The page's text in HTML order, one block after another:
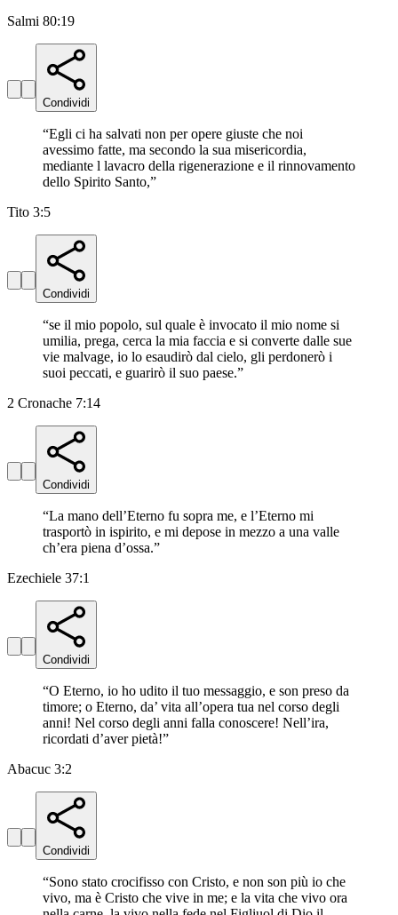
Salmi 80:19
Condividi
“Egli ci ha salvati non per opere giuste che noi
avessimo fatte, ma secondo la sua misericordia,
mediante l lavacro della rigenerazione e il rinnovamento
dello Spirito Santo,”
Tito 3:5
Condividi
“se il mio popolo, sul quale è invocato il mio nome si
umilia, prega, cerca la mia faccia e si converte dalle sue
vie malvage, io lo esaudirò dal cielo, gli perdonerò i
suoi peccati, e guarirò il suo paese.”
2 Cronache 7:14
Condividi
“La mano dell’Eterno fu sopra me, e l’Eterno mi
trasportò in ispirito, e mi depose in mezzo a una valle
ch’era piena d’ossa.”
Ezechiele 37:1
Condividi
“O Eterno, io ho udito il tuo messaggio, e son preso da
timore; o Eterno, da’ vita all’opera tua nel corso degli
anni! Nel corso degli anni falla conoscere! Nell’ira,
ricordati d’aver pietà!”
Abacuc 3:2
Condividi
“Sono stato crocifisso con Cristo, e non son più io che
vivo, ma è Cristo che vive in me; e la vita che vivo ora